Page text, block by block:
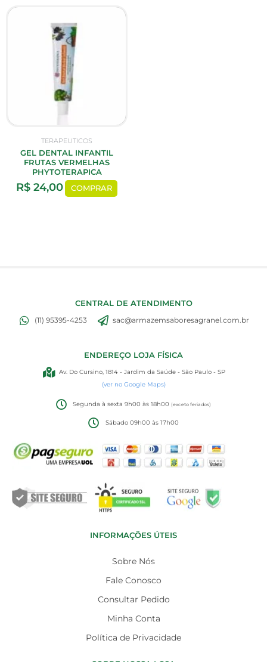
TERAPEUTICOS
GEL DENTAL INFANTIL
FRUTAS VERMELHAS
PHYTOTERAPICA
R$24,00 COMPRAR
CENTRAL DE ATENDIMENTO
(11) 95395-4253 sac@armazemsaboresagranel.com.br
ENDEREÇO LOJA FÍSICA
Av. Do Cursino, 1814 - Jardim da Saúde - São Paulo - SP
(ver no Google Maps)
Segunda à sexta 9h00 às 18h00(exceto feriados)
Sábado 09h00 às 17h00
INFORMAÇÕES ÚTEIS
Sobre Nós
Fale Conosco
Consultar Pedido
Minha Conta
Política de Privacidade